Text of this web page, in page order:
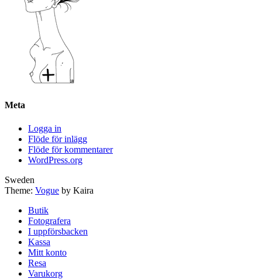
Meta
Logga in
Flöde för inlägg
Flöde för kommentarer
WordPress.org
Sweden
Theme: Vogue by Kaira
Butik
Fotografera
I uppförsbacken
Kassa
Mitt konto
Resa
Varukorg